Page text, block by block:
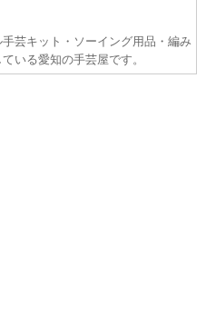
芸キット・ソーイング用品・編み
いる愛知の手芸屋です。